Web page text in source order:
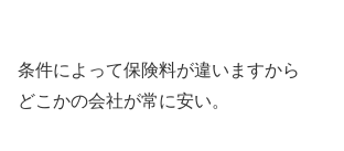
条件によって保険料が違いますから
どこかの会社が常に安い。